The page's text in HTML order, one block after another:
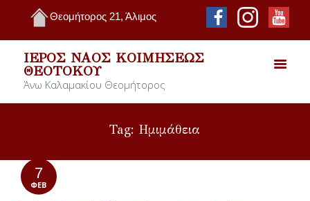
Θεομήτορος 21, Άλιμος
ΙΕΡΌΣ ΝΑΌΣ ΚΟΙΜΉΣΕΩΣ
ΘΕΟΤΌΚΟΥ
Άνω Καλαμακίου Θεομήτορος
Tag: Ημιμάθεια
7
ΦΕΒ